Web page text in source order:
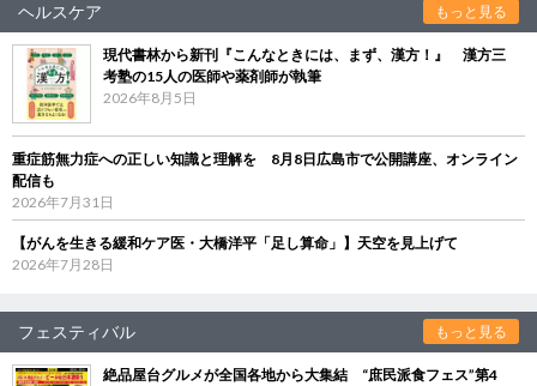
ヘルスケア もっと見る
現代書林から新刊『こんなときには、まず、漢方！』 漢方三
考塾の15人の医師や薬剤師が執筆
2026年8月5日
重症筋無力症への正しい知識と理解を 8月8日広島市で公開講座、オンライン
配信も
2026年7月31日
【がんを生きる緩和ケア医・大橋洋平「足し算命」】天空を見上げて
2026年7月28日
フェスティバル もっと見る
絶品屋台グルメが全国各地から大集結 “庶民派食フェス”第4